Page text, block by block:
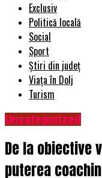
Exclusiv
Politică locală
Social
Sport
Știri din județ
Viața în Dolj
Turism
Uncategorized
De la obiective
puterea